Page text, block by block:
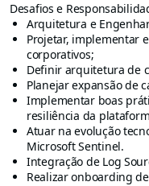
Desafios e
Arquitetura e
Projetar, implementar
corporativos;
Definir arquitetura de
Planejar expansão de
Implementar boas
resiliência da
Atuar na evolução
Microsoft Sentinel.
Integração de Log
Realizar onboarding